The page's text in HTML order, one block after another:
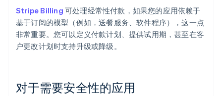
Stripe Billing 可处理经常性付款，如果您的应用依赖于
基于订阅的模型（例如，送餐服务、软件程序），这一点
非常重要。您可以定义付款计划、提供试用期，甚至在客
户更改计划时支持升级或降级。
对于需要安全性的应用